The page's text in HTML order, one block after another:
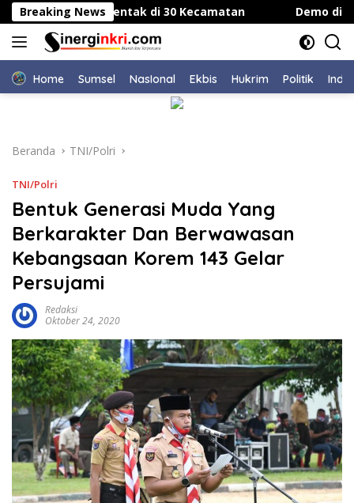
Langsung
ke
konten
Breaking News
Secara Serentak di 30 Kecamatan Demo di
Home Sumsel NasIonal Ekbis Hukrim Politik
Beranda TNI/Polri
TNI/Polri
Bentuk Generasi Muda Yang
Berkarakter Dan Berwawasan
Kebangsaan Korem 143 Gelar
Persujami
Redaksi
Oktober 24, 2020